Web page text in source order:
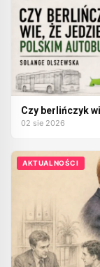
Czy berlińczyk
02 sie 2026
AKTUALNOŚCI